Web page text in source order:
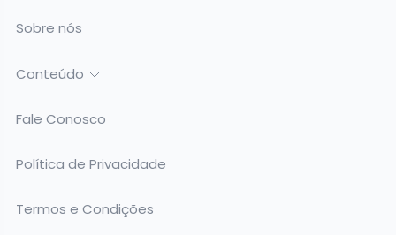
Sobre nós
Conteúdo
Fale Conosco
Política de Privacidade
Termos e Condições